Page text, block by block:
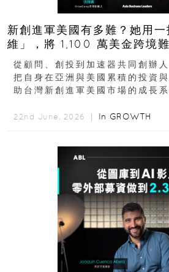
新創進軍美國有多難？她用
維」，將 1,100 萬美金跨境
從顧問、創投到加速器共同創
把自身在亞洲與美國累積的投資
助台灣新創進軍美國市場的成長
22nd June, 2026 ｜ In GROWTH